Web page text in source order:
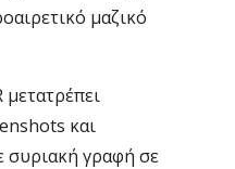
μαζικό
και
συριακή γραφή σε